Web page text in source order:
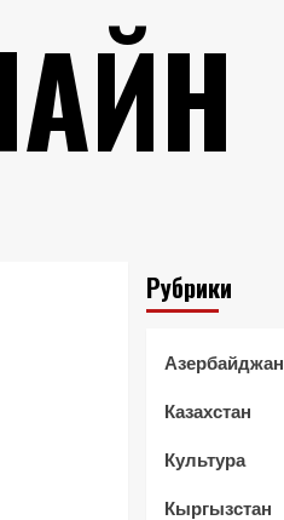
Рубрики
Азербайджан
Казахстан
Культура
Кыргызстан